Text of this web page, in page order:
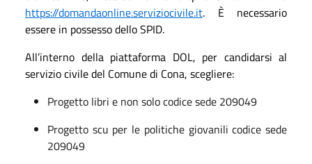
https://domandaonline.serviziocivile.it. È necessario
essere in possesso dello SPID.
All’interno della piattaforma DOL, per candidarsi al
servizio civile del Comune di Cona, scegliere:
Progetto libri e non solo codice sede 209049
Progetto scu per le politiche giovanili codice sede
209049